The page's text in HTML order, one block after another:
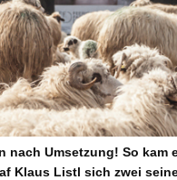
nach Umsetzung! So kam
Klaus Listl sich zwei